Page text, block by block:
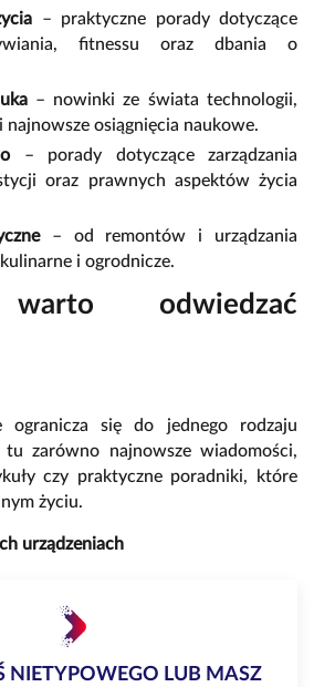
– praktyczne porady dotyczące
fitnessu oraz dbania o
– nowinki ze świata technologii,
najnowsze osiągnięcia naukowe.
– porady dotyczące zarządzania
oraz prawnych aspektów życia
– od remontów i urządzania
i ogrodnicze.
warto odwiedzać
ogranicza się do jednego rodzaju
tu zarówno najnowsze wiadomości,
czy praktyczne poradniki, które
życiu.
urządzeniach
NIETYPOWEGO LUB MASZ